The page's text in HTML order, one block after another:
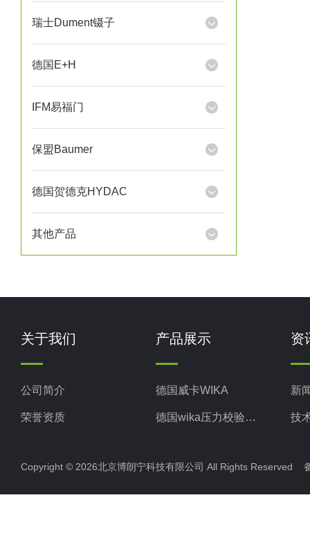
瑞士Dument镊子
德国E+H
IFM易福门
保盟Baumer
德国贺德克HYDAC
其他产品
关于我们
公司简介
荣誉资质
产品展示
德国威卡WIKA
德国wika压力校验系统
美国固瑞克GRACO
意大利ELETTROTEC压力开关
资
新
技
Copyright © 2026北京博朗宁科技有限公司 All Rights Reserved